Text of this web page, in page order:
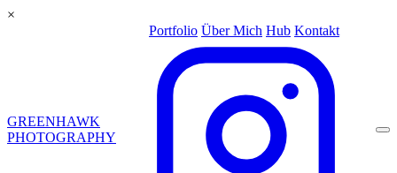
×
GREENHAWK
PHOTOGRAPHY
Portfolio Über Mich Hub Kontakt